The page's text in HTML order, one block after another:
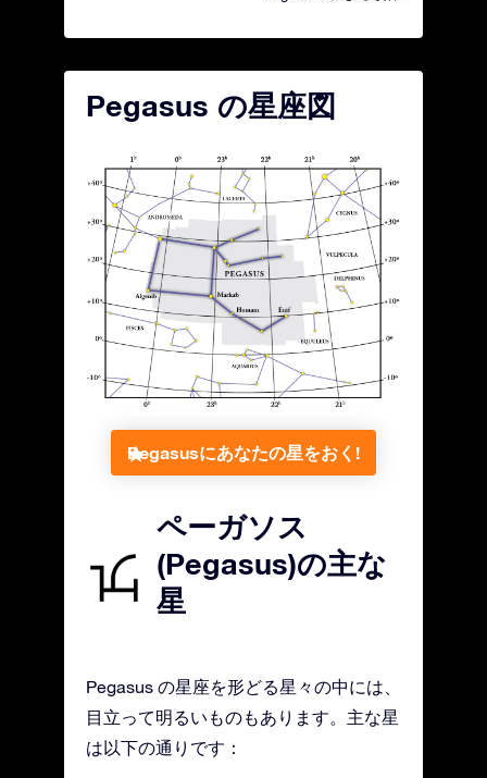
Pegasus の星座図
Pegasusにあなたの星をおく!
ペーガソス
(Pegasus)の主な
星
Pegasus の星座を形どる星々の中には、
目立って明るいものもあります。主な星
は以下の通りです：